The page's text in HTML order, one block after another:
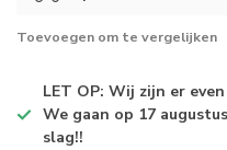
Toevoegen om te vergelijken
LET OP: Wij zijn er
We gaan op 17
slag!!